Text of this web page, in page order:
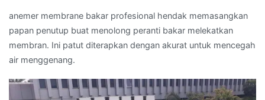
anemer membrane bakar profesional hendak memasangkan
papan penutup buat menolong peranti bakar melekatkan
membran. Ini patut diterapkan dengan akurat untuk mencegah
air menggenang.